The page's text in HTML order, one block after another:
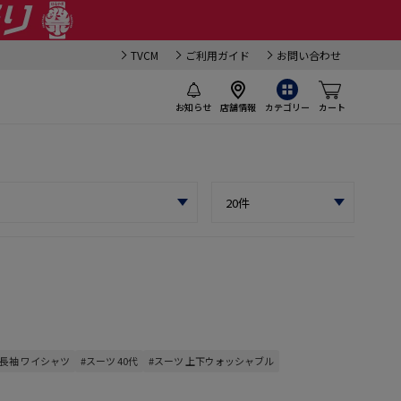
TVCM ご利用ガイド お問い合わせ
お知らせ 店舗情報 カテゴリー カート
袖 ワイシャツ #スーツ 40代 #スーツ 上下ウォッシャブル